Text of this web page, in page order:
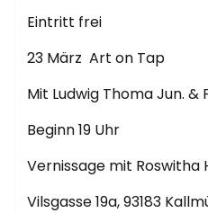
Eintritt frei
23 März Art on Tap
Mit Ludwig Thoma Jun. &
Beginn 19 Uhr
Vernissage mit Roswitha
Vilsgasse 19a, 93183